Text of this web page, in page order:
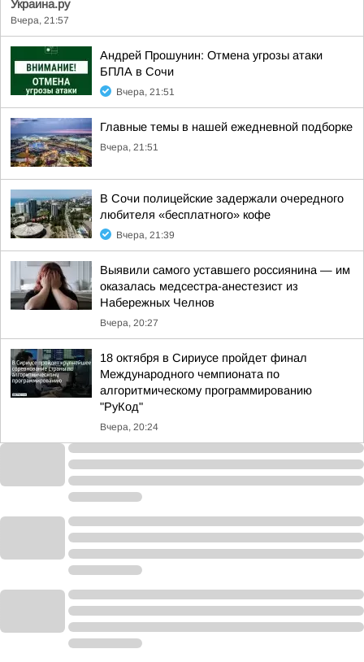
Украина.ру
Вчера, 21:57
Андрей Прошунин: Отмена угрозы атаки
БПЛА в Сочи
Вчера, 21:51
Главные темы в нашей ежедневной подборке
Вчера, 21:51
В Сочи полицейские задержали очередного
любителя «бесплатного» кофе
Вчера, 21:39
Выявили самого уставшего россиянина — им
оказалась медсестра-анестезист из
Набережных Челнов
Вчера, 20:27
18 октября в Сириусе пройдет финал
Международного чемпионата по
алгоритмическому программированию
"РуКод"
Вчера, 20:24